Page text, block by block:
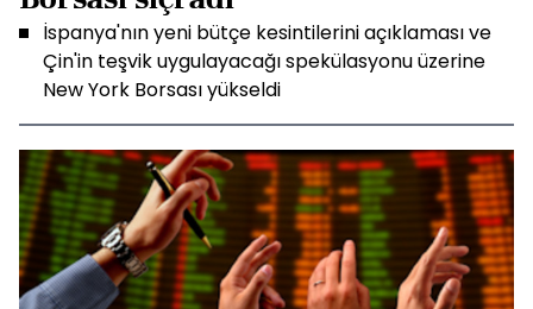
İspanya'nın yeni bütçe kesintilerini açıklaması ve
Çin'in teşvik uygulayacağı spekülasyonu üzerine
New York Borsası yükseldi